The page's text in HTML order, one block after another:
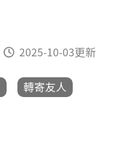
2025-10-03更新